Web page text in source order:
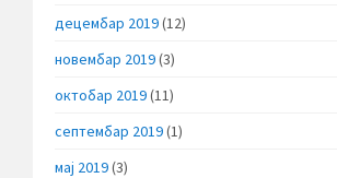
децембар 2019(12)
новембар 2019(3)
октобар 2019(11)
септембар 2019(1)
мај 2019(3)